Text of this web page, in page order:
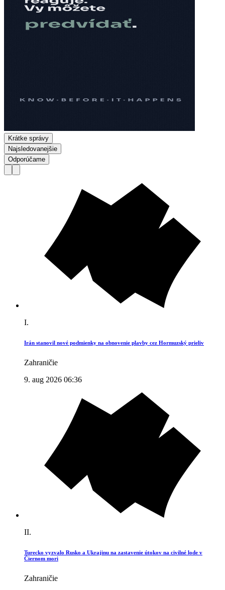
Krátke správy
Najsledovanejšie
Odporúčame
I.
Irán stanovil nové podmienky na obnovenie plavby cez Hormuzský prieliv
Zahraničie
9. aug 2026 06:36
II.
Turecko vyzvalo Rusko a Ukrajinu na zastavenie útokov na civilné lode v
Čiernom mori
Zahraničie